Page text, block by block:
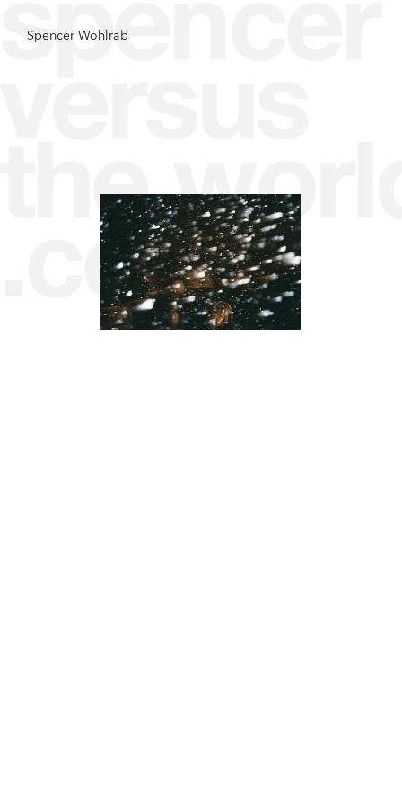
Spencer Wohlrab